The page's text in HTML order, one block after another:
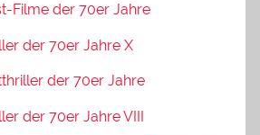
Filme der 70er Jahre
der 70er Jahre X
der 70er Jahre
der 70er Jahre VIII